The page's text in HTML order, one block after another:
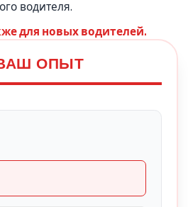
водителя.
для новых водителей.
ОПЫТ